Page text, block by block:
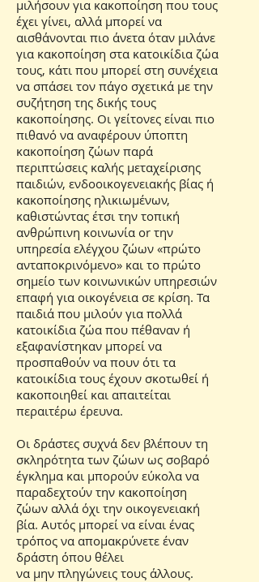
μιλήσουν για κακοποίηση που τους
έχει γίνει, αλλά μπορεί να
αισθάνονται πιο άνετα όταν μιλάνε
για κακοποίηση στα κατοικίδια ζώα
τους, κάτι που μπορεί στη συνέχεια
να σπάσει τον πάγο σχετικά με την
συζήτηση της δικής τους
κακοποίησης. Οι γείτονες είναι πιο
πιθανό να αναφέρουν ύποπτη
κακοποίηση ζώων παρά
περιπτώσεις καλής μεταχείρισης
παιδιών, ενδοοικογενειακής βίας ή
κακοποίησης ηλικιωμένων,
καθιστώντας έτσι την τοπική
ανθρώπινη κοινωνία or την
υπηρεσία ελέγχου ζώων «πρώτο
ανταποκρινόμενο» και το πρώτο
σημείο των κοινωνικών υπηρεσιών
επαφή για οικογένεια σε κρίση. Τα
παιδιά που μιλούν για πολλά
κατοικίδια ζώα που πέθαναν ή
εξαφανίστηκαν μπορεί να
προσπαθούν να πουν ότι τα
κατοικίδια τους έχουν σκοτωθεί ή
κακοποιηθεί και απαιτείται
περαιτέρω έρευνα.
Οι δράστες συχνά δεν βλέπουν τη
σκληρότητα των ζώων ως σοβαρό
έγκλημα και μπορούν εύκολα να
παραδεχτούν την κακοποίηση
ζώων αλλά όχι την οικογενειακή
βία. Αυτός μπορεί να είναι ένας
τρόπος να απομακρύνετε έναν
δράστη όπου θέλει
να μην πληγώνεις τους άλλους.